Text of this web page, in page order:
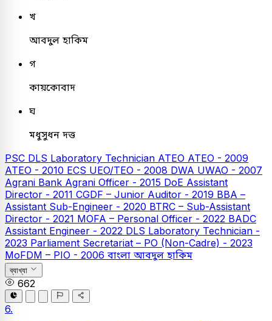
খ
আবদুল হাকিম
গ
কায়কোবাদ
ঘ
মধুসুধন দত্ত
PSC DLS Laboratory Technician ATEO ATEO - 2009
ATEO - 2010 ECS UEO/TEO - 2008 DWA UWAO - 2007
Agrani Bank Agrani Officer - 2015 DoE Assistant
Director - 2011 CGDF – Junior Auditor - 2019 BBA –
Assistant Sub-Engineer - 2020 BTRC – Sub-Assistant
Director - 2021 MOFA – Personal Officer - 2022 BADC
Assistant Engineer - 2022 DLS Laboratory Technician -
2023 Parliament Secretariat – PO (Non-Cadre) - 2023
MoFDM – PIO - 2006 বাংলা আবদুল হাকিম
ব্যাখ্যা
662
6.